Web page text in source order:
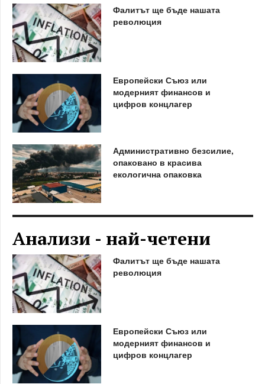
Фалитът ще бъде нашата
революция
Европейски Съюз или
модерният финансов и
цифров концлагер
Административно безсилие,
опаковано в красива
екологична опаковка
Анализи - най-четени
Фалитът ще бъде нашата
революция
Европейски Съюз или
модерният финансов и
цифров концлагер